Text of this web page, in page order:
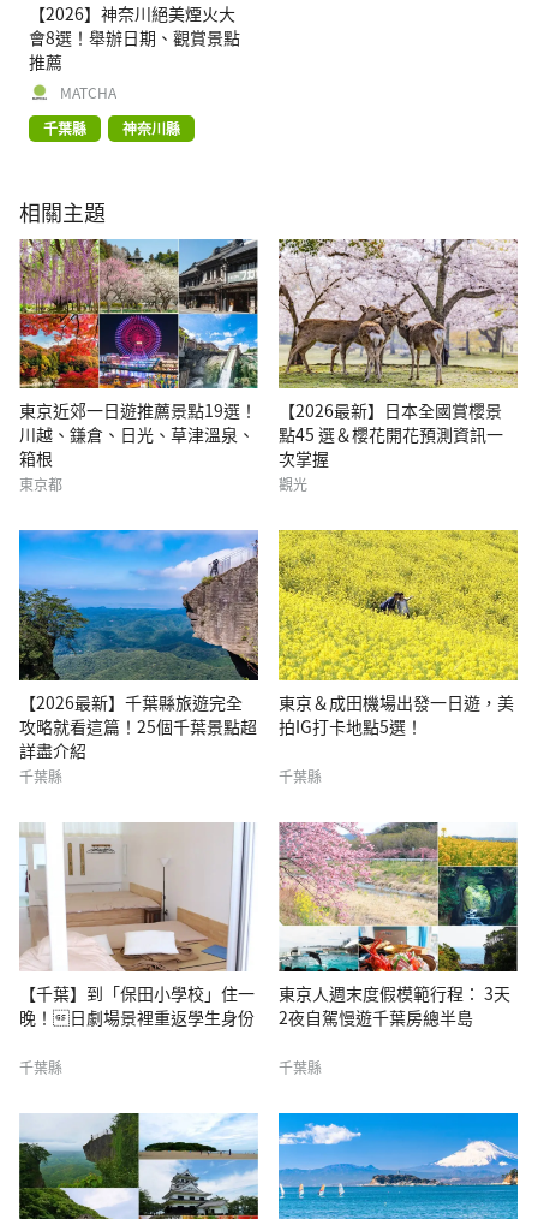
【2026】神奈川絕美煙火大
會8選！舉辦日期、觀賞景點
推薦
MATCHA
千葉縣
神奈川縣
相關主題
東京近郊一日遊推薦景點19選！
川越、鎌倉、日光、草津溫泉、
箱根
東京都
【2026最新】日本全國賞櫻景
點45 選＆櫻花開花預測資訊一
次掌握
觀光
【2026最新】千葉縣旅遊完全
攻略就看這篇！25個千葉景點超
詳盡介紹
千葉縣
東京＆成田機場出發一日遊，美
拍IG打卡地點5選！
千葉縣
【千葉】到「保田小學校」住一
晚！日劇場景裡重返學生身份
千葉縣
東京人週末度假模範行程： 3天
2夜自駕慢遊千葉房總半島
千葉縣